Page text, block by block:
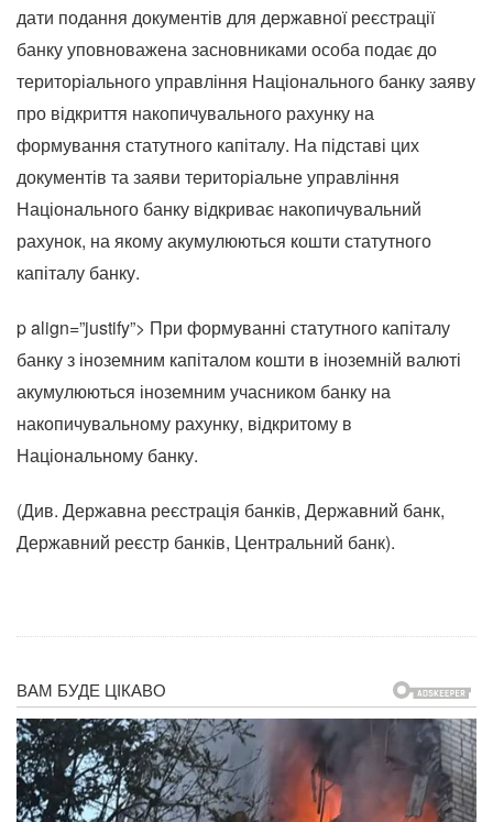
дати подання документів для державної реєстрації
банку уповноважена засновниками особа подає до
територіального управління Національного банку заяву
про відкриття накопичувального рахунку на
формування статутного капіталу. На підставі цих
документів та заяви територіальне управління
Національного банку відкриває накопичувальний
рахунок, на якому акумулюються кошти статутного
капіталу банку.
p align=”justify”> При формуванні статутного капіталу
банку з іноземним капіталом кошти в іноземній валюті
акумулюються іноземним учасником банку на
накопичувальному рахунку, відкритому в
Національному банку.
(Див. Державна реєстрація банків, Державний банк,
Державний реєстр банків, Центральний банк).